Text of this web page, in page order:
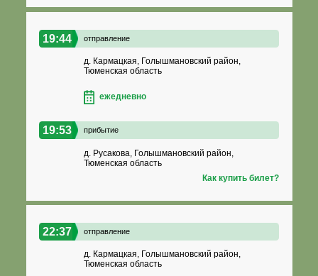
19:44 отправление
д. Кармацкая, Голышмановский район,
Тюменская область
ежедневно
19:53 прибытие
д. Русакова, Голышмановский район,
Тюменская область
Как купить билет?
22:37 отправление
д. Кармацкая, Голышмановский район,
Тюменская область